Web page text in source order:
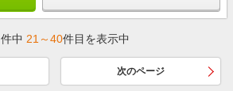
件中 21～40件目を表示中
次のページ